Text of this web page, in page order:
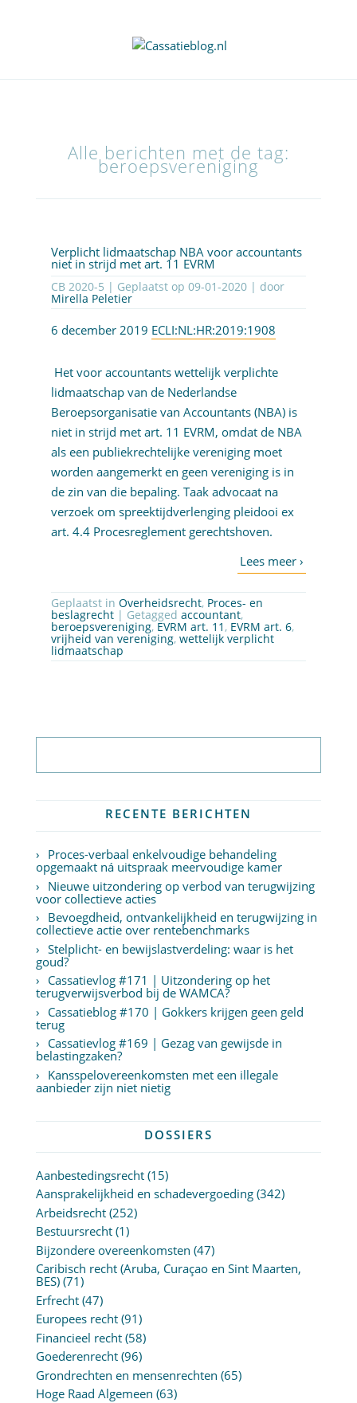
Alle berichten met de tag:
beroepsvereniging
Verplicht lidmaatschap NBA voor accountants
niet in strijd met art. 11 EVRM
CB 2020-5 | Geplaatst op 09-01-2020| door
Mirella Peletier
6 december 2019 ECLI:NL:HR:2019:1908
Het voor accountants wettelijk verplichte
lidmaatschap van de Nederlandse
Beroepsorganisatie van Accountants (NBA) is
niet in strijd met art. 11 EVRM, omdat de NBA
als een publiekrechtelijke vereniging moet
worden aangemerkt en geen vereniging is in
de zin van die bepaling. Taak advocaat na
verzoek om spreektijdverlenging pleidooi ex
art. 4.4 Procesreglement gerechtshoven.
Geplaatst in Overheidsrecht, Proces- en
beslagrecht | Getagged accountant,
beroepsvereniging, EVRM art. 11 , EVRM art. 6,
vrijheid van vereniging, wettelijk verplicht
lidmaatschap
RECENTE BERICHTEN
Proces-verbaal enkelvoudige behandeling
opgemaakt ná uitspraak meervoudige kamer
Nieuwe uitzondering op verbod van terugwijzing
voor collectieve acties
Bevoegdheid, ontvankelijkheid en terugwijzing in
collectieve actie over rentebenchmarks
Stelplicht- en bewijslastverdeling: waar is het
goud?
Cassatievlog #171 | Uitzondering op het
terugverwijsverbod bij de WAMCA?
Cassatieblog #170 | Gokkers krijgen geen geld
terug
Cassatievlog #169 | Gezag van gewijsde in
belastingzaken?
Kansspelovereenkomsten met een illegale
aanbieder zijn niet nietig
DOSSIERS
Aanbestedingsrecht(15)
Aansprakelijkheid en schadevergoeding(342)
Arbeidsrecht(252)
Bestuursrecht(1)
Bijzondere overeenkomsten (47)
Caribisch recht (Aruba, Curaçao en Sint Maarten,
BES)(71)
Erfrecht(47)
Europees recht(91)
Financieel recht(58)
Goederenrecht(96)
Grondrechten en mensenrechten (65)
Hoge Raad Algemeen (63)